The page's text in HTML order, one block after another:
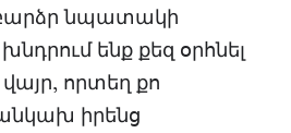
բարձր նպատակի
ենք քեզ օրհնել
որտեղ քո
իրենց